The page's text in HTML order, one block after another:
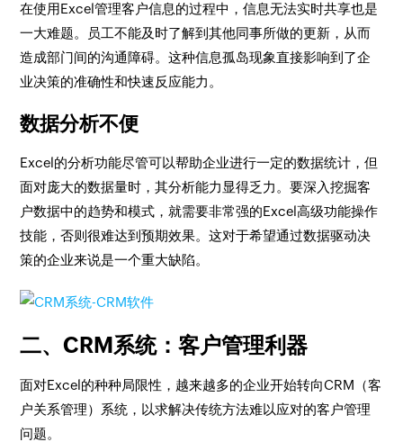
在使用Excel管理客户信息的过程中，信息无法实时共享也是
一大难题。员工不能及时了解到其他同事所做的更新，从而
造成部门间的沟通障碍。这种信息孤岛现象直接影响到了企
业决策的准确性和快速反应能力。
数据分析不便
Excel的分析功能尽管可以帮助企业进行一定的数据统计，但
面对庞大的数据量时，其分析能力显得乏力。要深入挖掘客
户数据中的趋势和模式，就需要非常强的Excel高级功能操作
技能，否则很难达到预期效果。这对于希望通过数据驱动决
策的企业来说是一个重大缺陷。
二、CRM系统：客户管理利器
面对Excel的种种局限性，越来越多的企业开始转向CRM（客
户关系管理）系统，以求解决传统方法难以应对的客户管理
问题。